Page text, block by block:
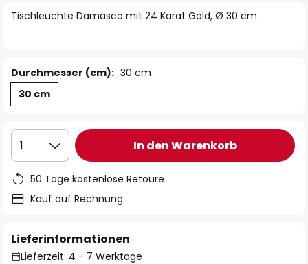
Tischleuchte Damasco mit 24 Karat Gold, Ø 30 cm
Durchmesser (cm): 30 cm
30 cm
1 In den Warenkorb
50 Tage kostenlose Retoure
Kauf auf Rechnung
Lieferinformationen
Lieferzeit: 4 - 7 Werktage